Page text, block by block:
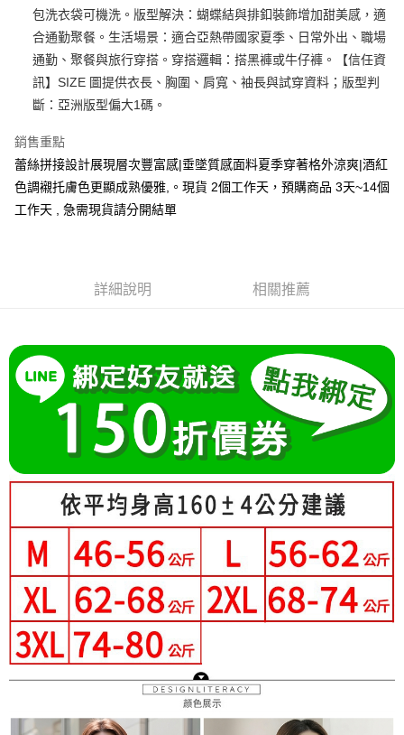
街口支付
悠遊付
Google Pay
大哥付你分期
相關說明
流程，驗證手機門號後，選擇欲分期的期數、繳款截止日，確認付款後即完
消。如遇「轉專審核」未通過狀況，表示未達大哥付你分期系統評分，恕無
法說明評估內容。
【繳款方式說明】
1.分期款項不併入電信帳單，「大哥付你分期」於每月結算日後寄送繳費提
醒簡訊。
2.透過簡訊連結打開帳單後，可選擇「超商條碼／台灣大直營門市／銀行轉
帳／街口支付／iPASS MONEY」等通路繳費。
【注意事項】
1.本服務係由「台灣大哥大股份有限公司」（以下簡稱本公司）所提供，讓
用戶於交易時，得透過本服務購買商品或服務，並由商店將買賣／分期付款
2.基於同意付款使用「大哥付你分期」之契約關係目的，商店將以您的個人
資料（包含姓名、電話或地址）提供予台灣大哥大進項蒐集、處理及利用，
由本公司與您本人進行分期帳單所需資料之確認、核對及更正。
3.完整用戶服務條款，請詳閱以下連結：https://oppay.tw/userRule
【關於「AFTEE先享後付」】
３．安心：先確認商品／服務後，再付款。
【「AFTEE先享後付」結帳流程】
１．於結帳方式選擇「AFTEE先享後付」後，將跳轉至「AFTEE先享後付」
結帳頁面，進行簡訊認證並確認金額後，即可完成結帳。
２．訂單成立數日內，您將收到繳費通知簡訊。
ATM／網路銀行／等多元方式進行付款，方視為交易完成。
※ 請注意：結帳手續完成當下不需立刻繳費，但若您需要取消訂單，請聯絡
購買商品的店家。未經商家同意取消之訂單仍視為有效，需透過AFTEE先享
後付繳納相關費用。
※ 交易是否成功請以「AFTEE先享後付 」之結帳頁面顯示為準，若有關於
是否繳費成功／繳費後需取消欲退款等相關疑問，請聯繫「AFTEE先享後付
客戶支援中心」https://netprotections.freshdesk.com/support/home
【注意事項】
１．透過由恩沛科技股份有限公司提供之「AFTEE先享後付」服務完成之交
易，需依本服務之必要範圍內提供個人資料，並將交易相關給付款項請求債
權轉讓予恩沛科技股份有限公司。
２．關於個人資料處理事宜，請瀏覽以下網址：
https://aftee.tw/terms/#terms3
３．未成年的使用者請事先徵得法定代理人或監護人之同意方可使用
「AFTEE先享後付」，若未經同意申辦者引起之損失，本公司不負相關責
「Hami Point」為中華電信所提供之點數服務，可於會員專區綁定中華電信
會員帳號後，即可在購物車使用 Hami Point 折抵消費金額 (1點等於1元)。
ATM付款
運送方式
每筆NT$80，滿NT$699(含以上)免運費
付款後全家取貨
每筆NT$80，滿NT$699(含以上)免運費
萊爾富取貨付款
每筆NT$80，滿NT$699(含以上)免運費
付款後萊爾富取貨
每筆NT$80，滿NT$699(含以上)免運費
7-11付款取貨
每筆NT$80，滿NT$699(含以上)免運費
付款後7-11取貨
包洗衣袋可機洗。版型解決：蝴蝶結與排釦裝飾增加甜美感，適
合通勤聚餐。生活場景：適合亞熱帶國家夏季、日常外出、職場
通勤、聚餐與旅行穿搭。穿搭邏輯：搭黑褲或牛仔褲。【信任資
訊】SIZE 圖提供衣長、胸圍、肩寬、袖長與試穿資料；版型判
斷：亞洲版型偏大1碼。
銷售重點
蕾絲拼接設計展現層次豐富感|垂墜質感面料夏季穿著格外涼爽|酒紅
色調襯托膚色更顯成熟優雅,。現貨 2個工作天，預購商品 3天~14個
工作天 , 急需現貨請分開結單
詳細說明 相關推薦